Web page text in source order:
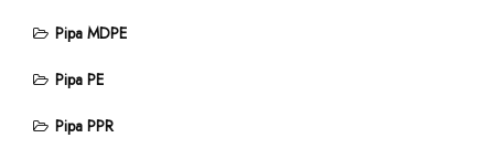
Pipa MDPE
Pipa PE
Pipa PPR